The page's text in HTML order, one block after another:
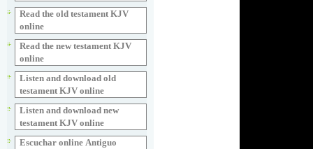
Read the old testament KJV
online
Read the new testament KJV
online
Listen and download old
testament KJV online
Listen and download new
testament KJV online
Escuchar online Аntiguo